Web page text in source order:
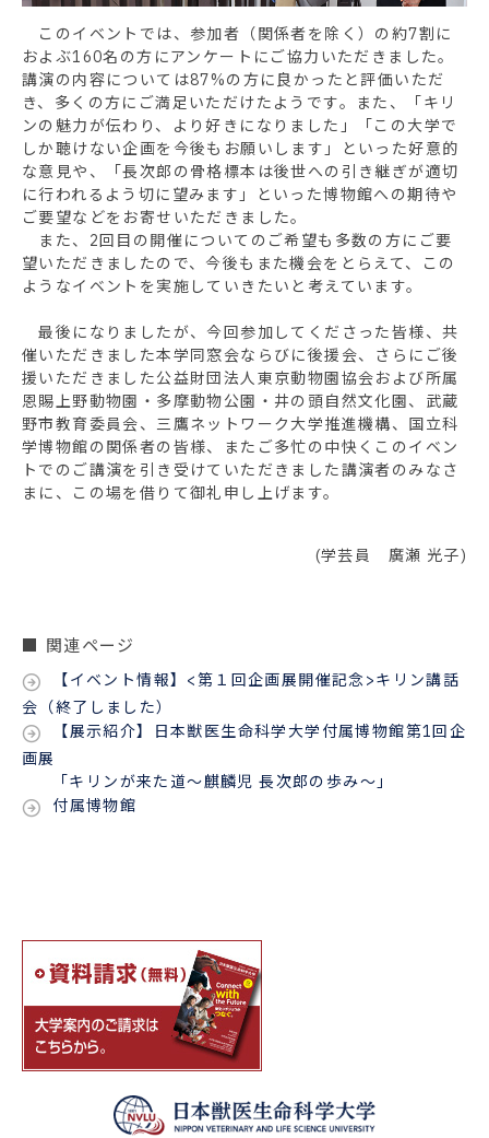
このイベントでは、参加者（関係者を除く）の約7割に
およぶ160名の方にアンケートにご協力いただきました。
講演の内容については87%の方に良かったと評価いただ
き、多くの方にご満足いただけたようです。また、「キリ
ンの魅力が伝わり、より好きになりました」「この大学で
しか聴けない企画を今後もお願いします」といった好意的
な意見や、「長次郎の骨格標本は後世への引き継ぎが適切
に行われるよう切に望みます」といった博物館への期待や
ご要望などをお寄せいただきました。
また、2回目の開催についてのご希望も多数の方にご要
望いただきましたので、今後もまた機会をとらえて、この
ようなイベントを実施していきたいと考えています。
最後になりましたが、今回参加してくださった皆様、共
催いただきました本学同窓会ならびに後援会、さらにご後
援いただきました公益財団法人東京動物園協会および所属
恩賜上野動物園・多摩動物公園・井の頭自然文化園、武蔵
野市教育委員会、三鷹ネットワーク大学推進機構、国立科
学博物館の関係者の皆様、またご多忙の中快くこのイベン
トでのご講演を引き受けていただきました講演者のみなさ
まに、この場を借りて御礼申し上げます。
(学芸員 廣瀬 光子)
■ 関連ページ
【イベント情報】<第１回企画展開催記念>キリン講話
会（終了しました）
【展示紹介】日本獣医生命科学大学付属博物館第1回企
画展
「キリンが来た道〜麒麟児 長次郎の歩み〜」
付属博物館